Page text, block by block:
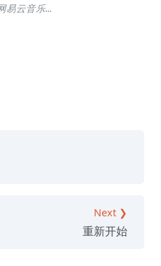
易云音乐...
Next ❯
重新开始